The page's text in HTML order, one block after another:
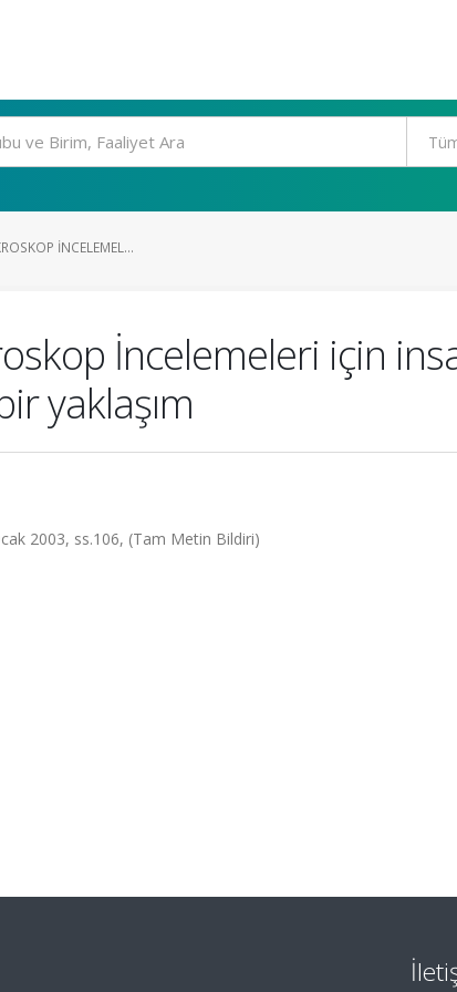
İNCELEMEL...
İncelemeleri için
yaklaşım
2003, ss.106, (Tam Metin Bildiri)